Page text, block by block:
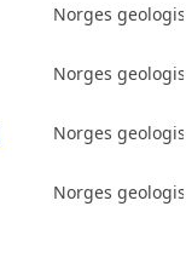
Norges
Norges
Norges
Norges